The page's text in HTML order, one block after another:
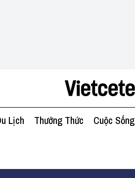
Lịch Thưởng Thức Cuộc Sống